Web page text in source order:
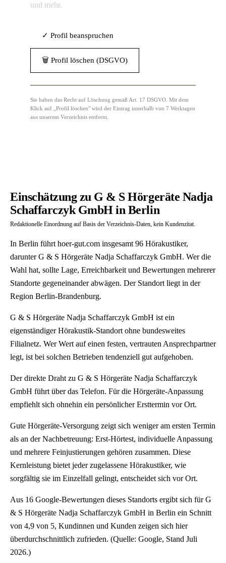
und mehr.
✓ Profil beanspruchen
🗑 Profil löschen (DSGVO)
Sie haben das Recht auf Löschung gemäß Art. 17 DSGVO. Mit dem
Klick auf „Profil löschen" wird der Eintrag innerhalb von 7 Werktagen
aus unserem Verzeichnis entfernt.
Einschätzung zu G & S Hörgeräte Nadja
Schaffarczyk GmbH in Berlin
Redaktionelle Einordnung auf Basis der Verzeichnis-Daten, kein Kundenzitat.
In Berlin führt hoer-gut.com insgesamt 96 Hörakustiker,
darunter G & S Hörgeräte Nadja Schaffarczyk GmbH. Wer die
Wahl hat, sollte Lage, Erreichbarkeit und Bewertungen mehrerer
Standorte gegeneinander abwägen. Der Standort liegt in der
Region Berlin-Brandenburg.
G & S Hörgeräte Nadja Schaffarczyk GmbH ist ein
eigenständiger Hörakustik-Standort ohne bundesweites
Filialnetz. Wer Wert auf einen festen, vertrauten Ansprechpartner
legt, ist bei solchen Betrieben tendenziell gut aufgehoben.
Der direkte Draht zu G & S Hörgeräte Nadja Schaffarczyk
GmbH führt über das Telefon. Für die Hörgeräte-Anpassung
empfiehlt sich ohnehin ein persönlicher Ersttermin vor Ort.
Gute Hörgeräte-Versorgung zeigt sich weniger am ersten Termin
als an der Nachbetreuung: Erst-Hörtest, individuelle Anpassung
und mehrere Feinjustierungen gehören zusammen. Diese
Kernleistung bietet jeder zugelassene Hörakustiker, wie
sorgfältig sie im Einzelfall gelingt, entscheidet sich vor Ort.
Aus 16 Google-Bewertungen dieses Standorts ergibt sich für G
& S Hörgeräte Nadja Schaffarczyk GmbH in Berlin ein Schnitt
von 4,9 von 5, Kundinnen und Kunden zeigen sich hier
überdurchschnittlich zufrieden. (Quelle: Google, Stand Juli
2026.)